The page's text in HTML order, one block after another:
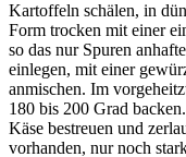
Kartoffeln schälen, in
Form trocken mit einer
so das nur Spuren
einlegen, mit einer
anmischen. Im
180 bis 200 Grad
Käse bestreuen und
vorhanden, nur noch